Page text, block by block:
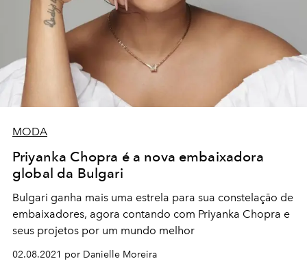
MODA
Priyanka Chopra é a nova embaixadora
global da Bulgari
Bulgari ganha mais uma estrela para sua constelaçāo de
embaixadores, agora contando com Priyanka Chopra e
seus projetos por um mundo melhor
02.08.2021 por Danielle Moreira